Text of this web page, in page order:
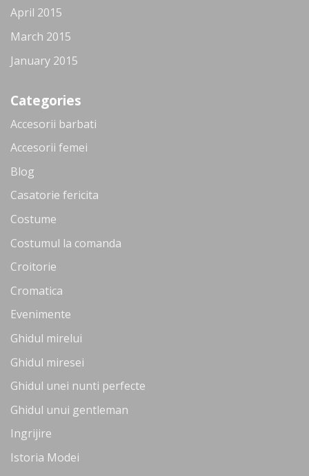
April 2015
March 2015
January 2015
Categories
Accesorii barbati
Accesorii femei
Blog
Casatorie fericita
Costume
Costumul la comanda
Croitorie
Cromatica
Evenimente
Ghidul mirelui
Ghidul miresei
Ghidul unei nunti perfecte
Ghidul unui gentleman
Ingrijire
Istoria Modei